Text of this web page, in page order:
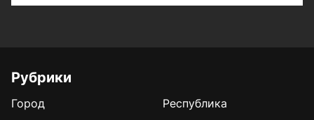
Рубрики
Город
Республика